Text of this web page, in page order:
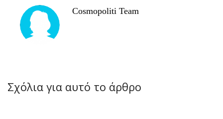
Cosmopoliti Team
Σχόλια για αυτό το άρθρο